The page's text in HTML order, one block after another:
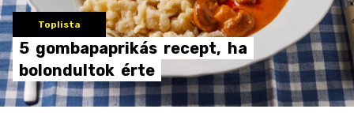
Toplista
5 gombapaprikás recept, ha
bolondultok érte